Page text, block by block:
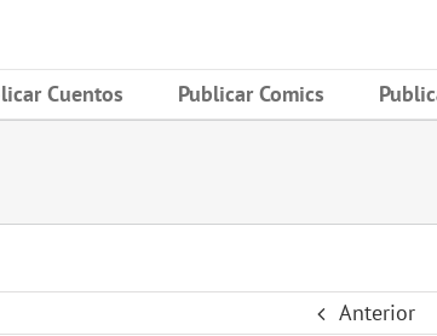
Cuentos Publicar Comics
Anterior